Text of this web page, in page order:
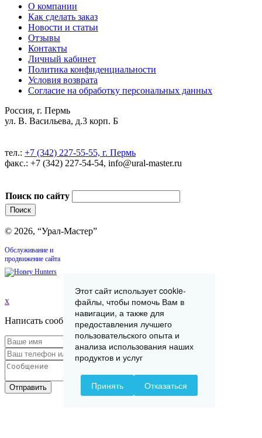
О компании
Как сделать заказ
Новости и статьи
Отзывы
Контакты
Личный кабинет
Политика конфиденциальности
Условия возврата
Согласие на обработку персональных данных
Россия, г. Пермь
ул. В. Васильева, д.3 корп. Б
тел.: +7 (342) 227-55-55, г. Пермь
факс.: +7 (342) 227-54-54, info@ural-master.ru
Поиск по сайту
© 2026, “Урал-Мастер”
Обслуживание и
продвижение сайта
x
Написать сообщение
Отправить
Этот сайт использует cookie-
файлы, чтобы помочь Вам в
навигации, а также для
предоставления лучшего
пользовательского опыта и
анализа использования наших
продуктов и услуг
Принять Отказаться